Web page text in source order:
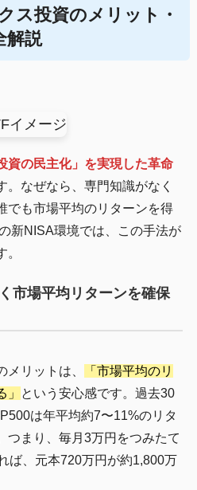
ス投資のメリット・
解説
資の民主化」を実現した革命
。なぜなら、専門知識がなく
でも市場平均のリターンを得
新NISA環境では、この手法が
市場平均リターンを確保
リットは、
「市場平均のリ
という安心感です。過去30
は年平均約7〜11%のリタ
つまり、毎月3万円をつみたて
ば、元本720万円が約1,800万